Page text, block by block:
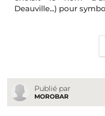
Deauville...) pour
Publié par
MOROBAR